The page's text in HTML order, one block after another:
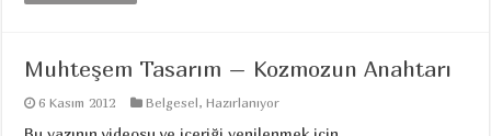
Muhteşem Tasarım – Kozmozun Anahtarı
6 Kasım 2012 Belgesel,Hazırlanıyor